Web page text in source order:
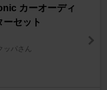
カーオーディ
ーセット
ッパさん